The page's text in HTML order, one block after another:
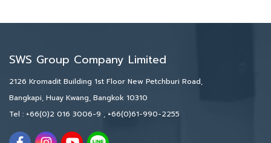
SWS Group Company Limited
2126 Kromadit Building 1st Floor New Petchburi Road,
Bangkapi, Huay Kwang, Bangkok 10310
Tel : +66(0)2 016 3006-9 , +66(0)61-990-2255